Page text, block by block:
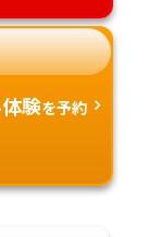
験を予約